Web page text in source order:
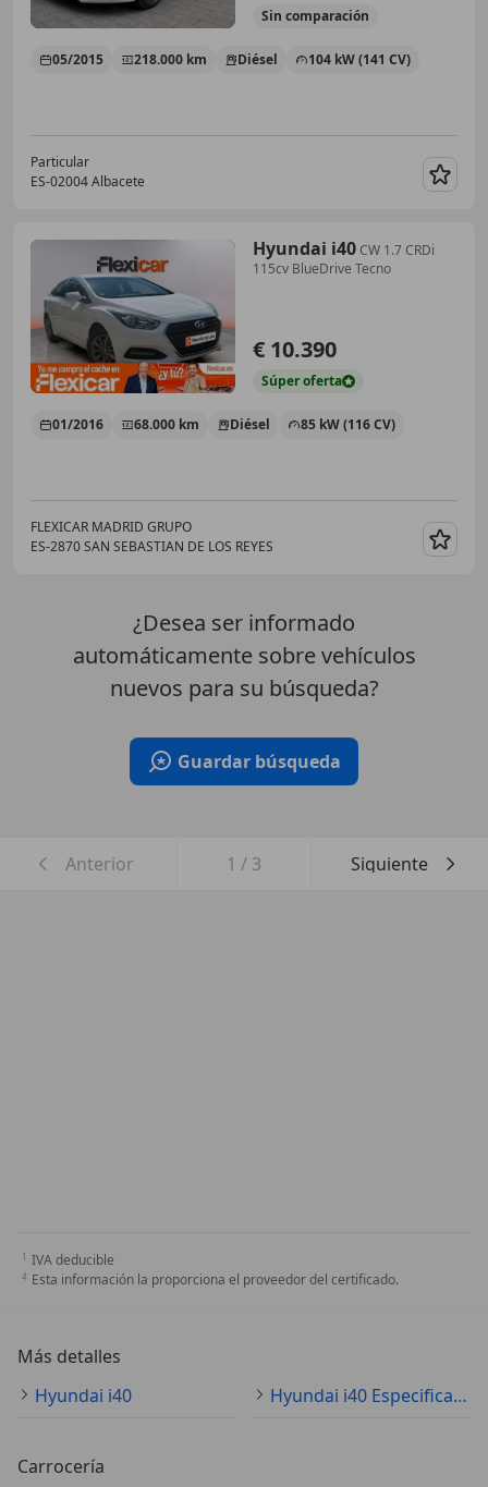
Sin comparación
05/2015 218.000 km Diésel 104 kW (141 CV)
Particular
ES-02004 Albacete
Hyundai i40CW 1.7 CRDi
115cv BlueDrive Tecno
€ 10.390
Súperoferta
01/2016 68.000 km Diésel 85 kW (116 CV)
FLEXICAR MADRID GRUPO
ES-2870 SAN SEBASTIAN DE LOS REYES
¿Desea ser informado
automáticamente sobre vehículos
nuevos para su búsqueda?
Guardar búsqueda
Anterior 1 / 3 Siguiente
IVA deducible
Esta información la proporciona el proveedor del certificado.
Más detalles
Hyundai i40
Hyundai i40 Especificaciones técnicas
Carrocería